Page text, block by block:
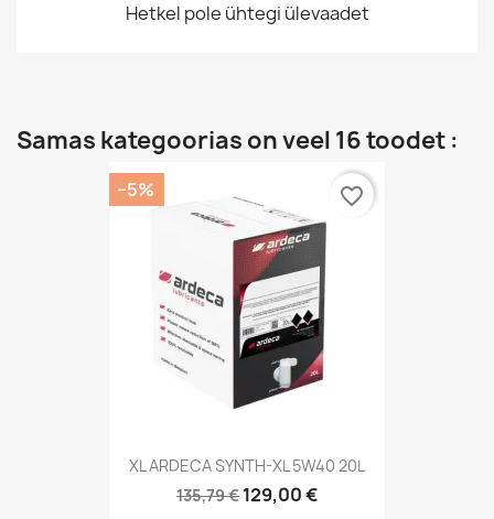
Hetkel pole ühtegi ülevaadet
Samas kategoorias on veel 16 toodet :
XL ARDECA SYNTH-XL 5W40 20L
135,79 € 129,00 €
−5% favorite_border